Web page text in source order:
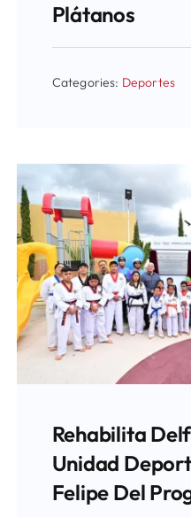
Plátanos
Categories: Deportes
Rehabilita
Unidad
Felipe Del